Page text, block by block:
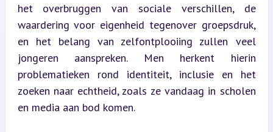
het overbruggen van sociale verschillen, de
waardering voor eigenheid tegenover groepsdruk,
en het belang van zelfontplooiing zullen veel
jongeren aanspreken. Men herkent hierin
problematieken rond identiteit, inclusie en het
zoeken naar echtheid, zoals ze vandaag in scholen
en media aan bod komen.